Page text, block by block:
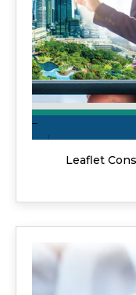
Leaflet